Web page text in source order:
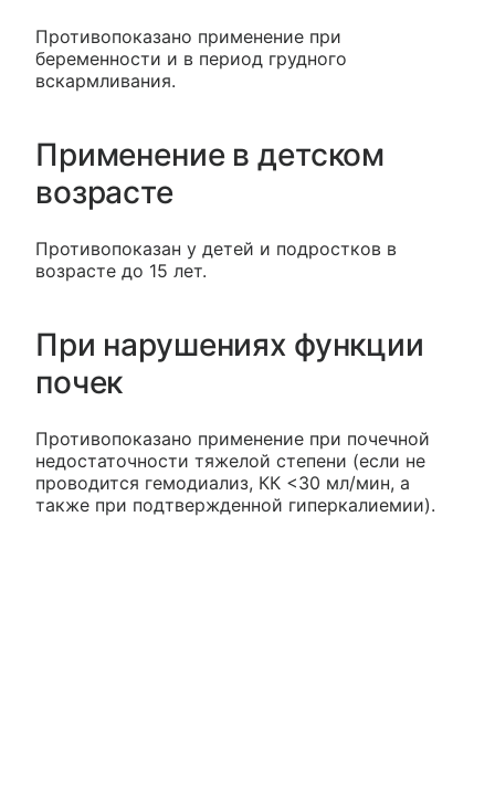
Противопоказано применение при
беременности и в период грудного
вскармливания.
Применение в детском
возрасте
Противопоказан у детей и подростков в
возрасте до 15 лет.
При нарушениях функции
почек
Противопоказано применение при почечной
недостаточности тяжелой степени (если не
проводится гемодиализ, КК <30 мл/мин, а
также при подтвержденной гиперкалиемии).